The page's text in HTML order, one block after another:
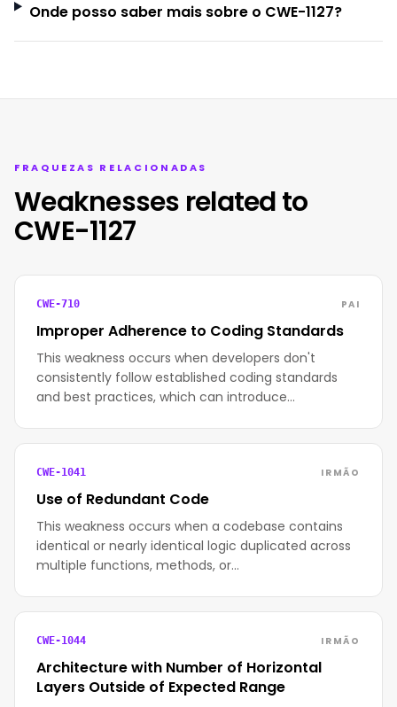
Onde posso saber mais sobre o CWE-1127?
FRAQUEZAS RELACIONADAS
Weaknesses related to
CWE-1127
CWE-710 PAI
Improper Adherence to Coding Standards
This weakness occurs when developers don't
consistently follow established coding standards
and best practices, which can introduce…
CWE-1041 IRMÃO
Use of Redundant Code
This weakness occurs when a codebase contains
identical or nearly identical logic duplicated across
multiple functions, methods, or…
CWE-1044 IRMÃO
Architecture with Number of Horizontal
Layers Outside of Expected Range